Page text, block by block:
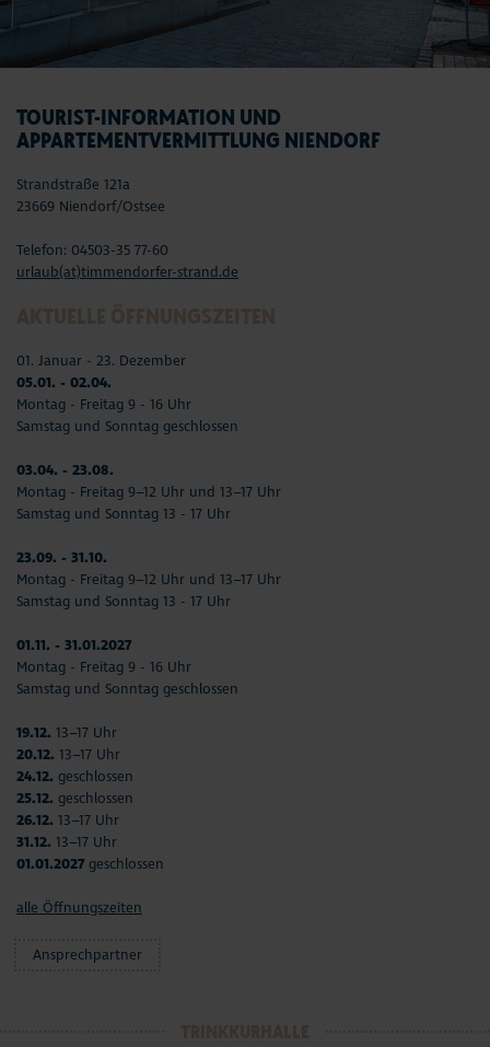
TOURIST-INFORMATION UND
APPARTEMENTVERMITTLUNG NIENDORF
Strandstraße 121a
23669 Niendorf/Ostsee
Telefon: 04503-35 77-60
urlaub(at)timmendorfer-strand.de
01. Januar - 23. Dezember
05.01. - 02.04.
Montag - Freitag 9 - 16 Uhr
Samstag und Sonntag geschlossen
03.04. - 23.08.
Montag - Freitag 9–12 Uhr und 13–17 Uhr
Samstag und Sonntag 13 - 17 Uhr
23.09. - 31.10.
Montag - Freitag 9–12 Uhr und 13–17 Uhr
Samstag und Sonntag 13 - 17 Uhr
01.11. - 31.01.2027
Montag - Freitag 9 - 16 Uhr
Samstag und Sonntag geschlossen
19.12. 13–17 Uhr
20.12. 13–17 Uhr
24.12. geschlossen
25.12. geschlossen
26.12. 13–17 Uhr
31.12. 13–17 Uhr
01.01.2027 geschlossen
alle Öffnungszeiten
Ansprechpartner